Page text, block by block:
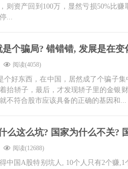
则资产回到100万，显然亏损50%比
...
是个骗局? 错错错, 发展是在变
阅读(4058)
个好东西，在中国，居然成了个骗子
抬轿子，最后，才发现轿子里的金银
不符合股市应该具备的正确的基因和...
么这么坑? 国家为什么不关?
阅读(12688)
中国A股特别坑人, 10个人只有2个赚